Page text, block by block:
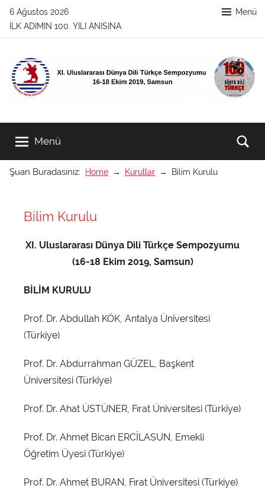
İçeriğe
atla
6 Ağustos 2026
İLK ADIMIN 100. YILI ANISINA
Menü
XI.
Uluslararası
Dünya
Dili
Türkçe
Sempozyumu
16-
18
Ekim
2019,
Samsun
Ondokuz
Dünya
Dili
Türkçe
2019,
Menü
Şuan Buradasınız: Home Kurullar Bilim Kurulu
Bilim Kurulu
XI. Uluslararası Dünya Dili Türkçe Sempozyumu
(16-18 Ekim 2019, Samsun)
BİLİM KURULU
Prof. Dr. Abdullah KÖK, Antalya Üniversitesi
(Türkiye)
Prof. Dr. Abdurrahman GÜZEL, Başkent
Üniversitesi (Türkiye)
Prof. Dr. Ahat ÜSTÜNER, Fırat Üniversitesi (Türkiye)
Prof. Dr. Ahmet Bican ERCİLASUN, Emekli
Öğretim Üyesi (Türkiye)
Prof. Dr. Ahmet BURAN, Fırat Üniversitesi (Türkiye)